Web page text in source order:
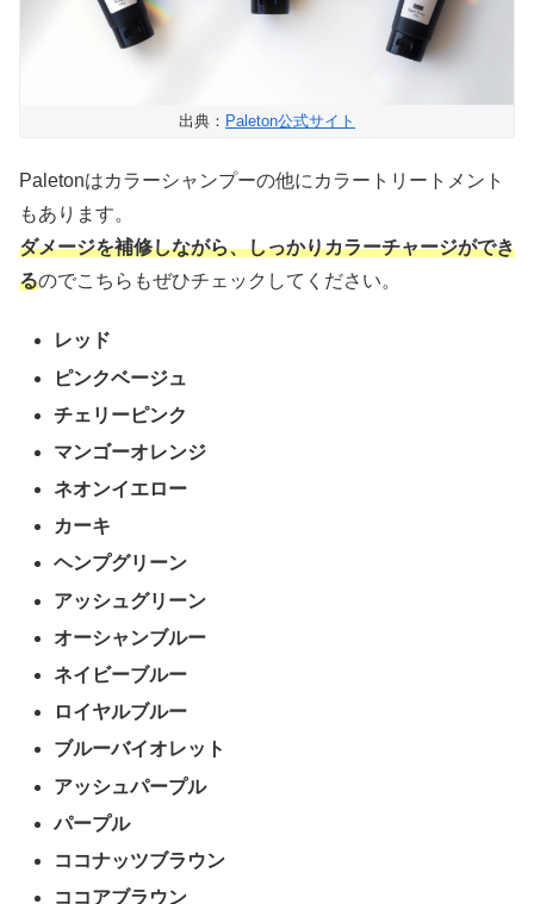
出典： Paleton公式サイト
Paletonはカラーシャンプーの他にカラートリートメント
もあります。
ダメージを補修しながら、しっかりカラーチャージができ
るのでこちらもぜひチェックしてください。
レッド
ピンクベージュ
チェリーピンク
マンゴーオレンジ
ネオンイエロー
カーキ
ヘンプグリーン
アッシュグリーン
オーシャンブルー
ネイビーブルー
ロイヤルブルー
ブルーバイオレット
アッシュパープル
パープル
ココナッツブラウン
ココアブラウン